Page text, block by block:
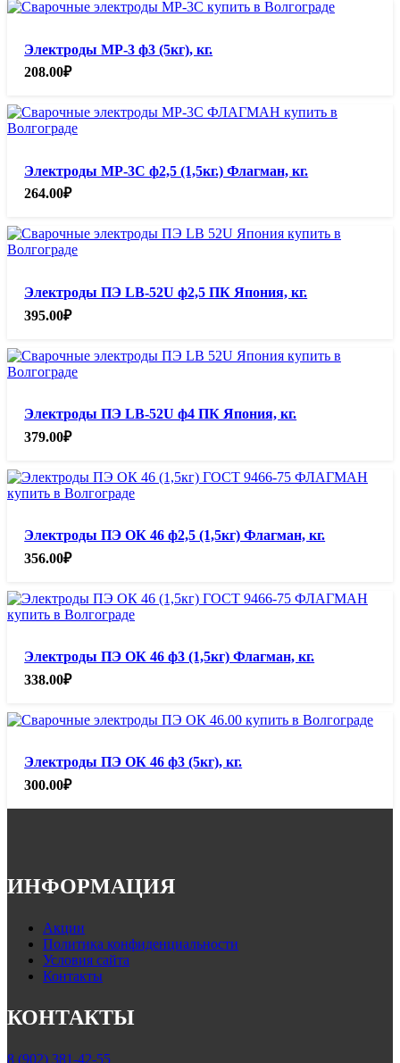
Электроды МР-3 ф3 (5кг), кг.
208.00₽
Электроды МР-3С ф2,5 (1,5кг.) Флагман, кг.
264.00₽
Электроды ПЭ LB-52U ф2,5 ПК Япония, кг.
395.00₽
Электроды ПЭ LB-52U ф4 ПК Япония, кг.
379.00₽
Электроды ПЭ ОК 46 ф2,5 (1,5кг) Флагман, кг.
356.00₽
Электроды ПЭ ОК 46 ф3 (1,5кг) Флагман, кг.
338.00₽
Электроды ПЭ ОК 46 ф3 (5кг), кг.
300.00₽
ИНФОРМАЦИЯ
Акции
Политика конфиденциальности
Условия сайта
Контакты
КОНТАКТЫ
8 (902) 381-42-55